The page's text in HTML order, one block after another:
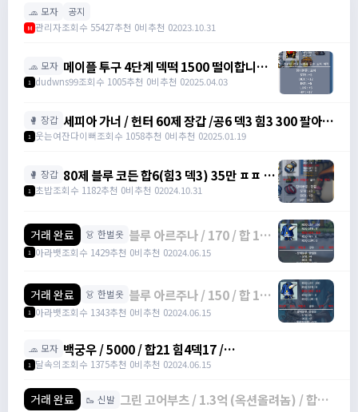
🧢 모자 공지
M 관리자조회수 55427추천 0비추천 02023.10.31
🧢 모자 메이플 투구 4단계 덱떡 1500 떨이합니다
@@ / 1500 /
https://open.kakao.com/o/gHP3Pfph
https://open.kakao.com/o/gHP3Pfph
1 dudwns99조회수 1005추천 0비추천 02025.04.03
🥊 장갑 세피아 가너 / 헌터 60제 장갑 /공6 덱3 힘3 300 팔아요
/ 300 / https://open.kakao.com/o/sudvnjbh
1 웃는여잔다이뻐조회수 1058추천 0비추천 02025.01.19
🥊 장갑 80제 블루 코든 합6(힘3 덱3) 35만 ㅍㅍ (2
개 보유 중) / 35만 / 디스코드 :
1 초밥조회수 1182추천 0비추천 02024.10.31
거래 완료 👗 한벌옷 블루 아르주나 / 170 / 합 12,
힘 4, 덱 8 / 오픈카톡
1 아라뱃조회수 1429추천 0비추천 02024.06.15
거래 완료 👗 한벌옷 블루 아르주나 / 150 / 합 12,
덱 7, 힘 5 / 오픈카톡
1 아라뱃조회수 1343추천 0비추천 02024.06.15
🧢 모자 백궁우 / 5000 / 합21 힘4덱17 /
https://open.kakao.com/o/sUYHuOGf
1 달속의조회수 1375추천 0비추천 02024.06.15
거래 완료 🥾 신발 그린 고어부츠 / 1.3억 (옥션올려놈) / 합17